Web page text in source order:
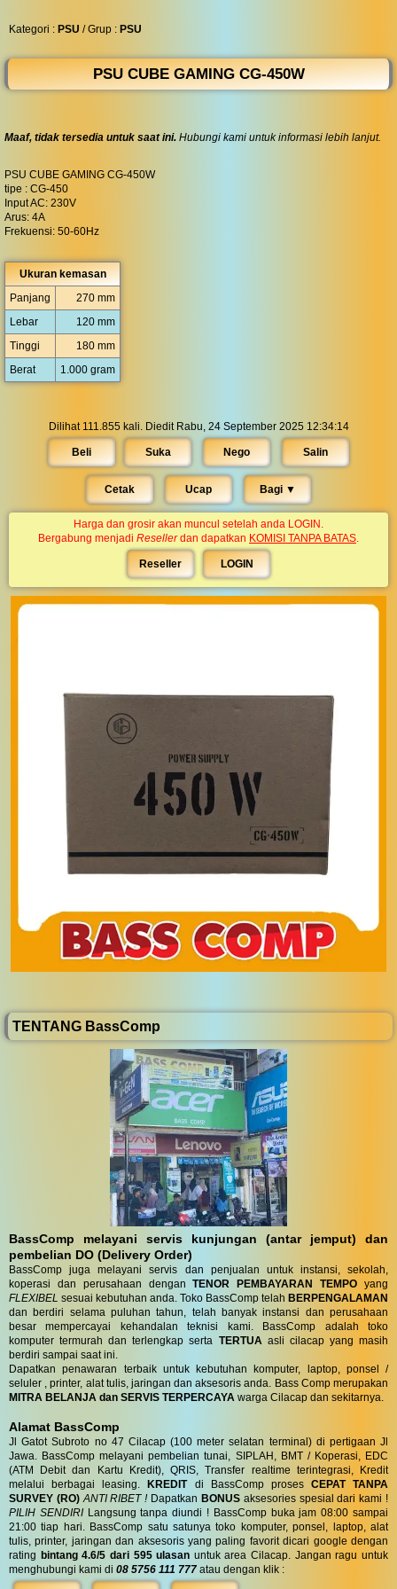
Kategori : PSU / Grup : PSU
PSU CUBE GAMING CG-450W
Maaf, tidak tersedia untuk saat ini. Hubungi kami untuk informasi lebih lanjut.
PSU CUBE GAMING CG-450W
tipe : CG-450
Input AC: 230V
Arus: 4A
Frekuensi: 50-60Hz
Ukuran kemasan
Panjang
270 mm
Lebar
120 mm
Tinggi
180 mm
Berat
1.000 gram
Dilihat 111.855 kali. Diedit Rabu, 24 September 2025 12:34:14
Beli Suka Nego Salin
Cetak Ucap Bagi ▼︎
Harga dan grosir akan muncul setelah anda LOGIN.
Bergabung menjadi Resellerdan dapatkan KOMISI TANPA BATAS.
Reseller LOGIN
TENTANG BassComp
BassComp melayani servis kunjungan (antar jemput) dan
pembelian DO (Delivery Order)
BassComp juga melayani servis dan penjualan untuk instansi, sekolah,
koperasi dan perusahaan denganTENOR PEMBAYARAN TEMPO yang
FLEXIBEL sesuai kebutuhan anda. Toko BassComp telah BERPENGALAMAN
dan berdiri selama puluhan tahun, telah banyak instansi dan perusahaan
besar mempercayai kehandalan teknisi kami. BassComp adalah toko
komputer termurah dan terlengkap serta TERTUA asli cilacap yang masih
berdiri sampai saat ini.
Dapatkan penawaran terbaik untuk kebutuhan komputer, laptop, ponsel /
seluler , printer, alat tulis, jaringan dan aksesoris anda. Bass Comp merupakan
MITRA BELANJA dan SERVIS TERPERCAYA warga Cilacap dan sekitarnya.
Alamat BassComp
Jl Gatot Subroto no 47 Cilacap (100 meter selatan terminal) di pertigaan Jl
Jawa. BassComp melayani pembelian tunai, SIPLAH, BMT / Koperasi, EDC
(ATM Debit dan Kartu Kredit), QRIS, Transfer realtime terintegrasi, Kredit
melalui berbagai leasing.KREDITdi BassComp proses CEPAT TANPA
SURVEY (RO) ANTI RIBET !Dapatkan BONUSaksesories spesial dari kami !
PILIH SENDIRILangsung tanpa diundi ! BassComp buka jam 08:00 sampai
21:00 tiap hari. BassComp satu satunya toko komputer, ponsel, laptop, alat
tulis, printer, jaringan dan aksesoris yang paling favorit dicari google dengan
rating bintang 4.6/5 dari 595 ulasan untuk area Cilacap. Jangan ragu untuk
menghubungi kami di 08 5756 111 777 atau dengan klik :